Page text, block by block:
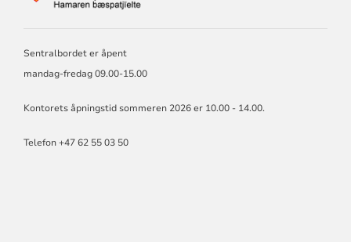
Sentralbordet er åpent
mandag-fredag 09.00-15.00
Kontorets åpningstid sommeren 2026 er 10.00 - 14.00.
Telefon +47 62 55 03 50